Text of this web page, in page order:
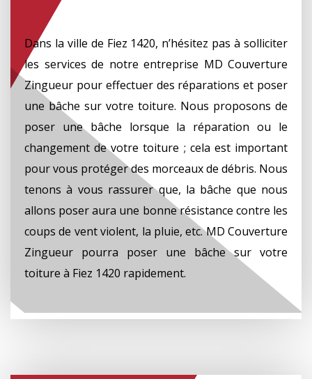
Dans la ville de Fiez 1420, n’hésitez pas à solliciter
les services de notre entreprise MD Couverture
Zingueur pour effectuer des réparations et poser
une bâche sur votre toiture. Nous proposons de
poser une bâche lorsque la réparation ou le
changement de votre toiture ; cela est important
pour vous protéger des morceaux de débris. Nous
tenons à vous rassurer que, la bâche que nous
allons poser aura une bonne résistance contre les
coups de vent violent, la pluie, etc. MD Couverture
Zingueur pourra poser une bâche sur votre
toiture à Fiez 1420 rapidement.